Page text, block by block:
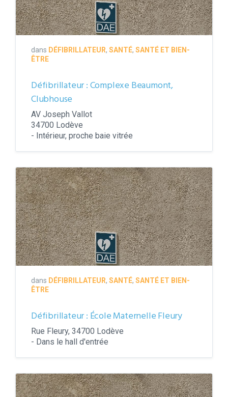
dans DÉFIBRILLATEUR, SANTÉ, SANTÉ ET BIEN-
ÊTRE
Défibrillateur : Complexe Beaumont,
Clubhouse
AV Joseph Vallot
34700 Lodève
- Intérieur, proche baie vitrée
Défibrillateur
dans DÉFIBRILLATEUR, SANTÉ, SANTÉ ET BIEN-
ÊTRE
Défibrillateur : École Maternelle Fleury
Rue Fleury, 34700 Lodève
- Dans le hall d'entrée
Défibrillateur